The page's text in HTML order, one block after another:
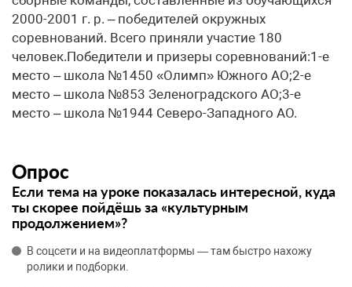
2000-2001 г. р. – победителей окружных
соревнований. Всего приняли участие 180
человек.Победители и призеры соревнований:1-е
место – школа №1450 «Олимп» Южного АО;2-е
место – школа №853 Зеленоградского АО;3-е
место – школа №1944 Северо-Западного АО.
Опрос
Если тема на уроке показалась интересной, куда
ты скорее пойдёшь за «культурным
продолжением»?
В соцсети и на видеоплатформы — там быстро нахожу
ролики и подборки.